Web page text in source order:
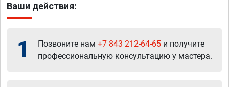
Ваши действия:
1 Позвоните нам +7 843 212-64-65 и получите
профессиональную консультацию у мастера.